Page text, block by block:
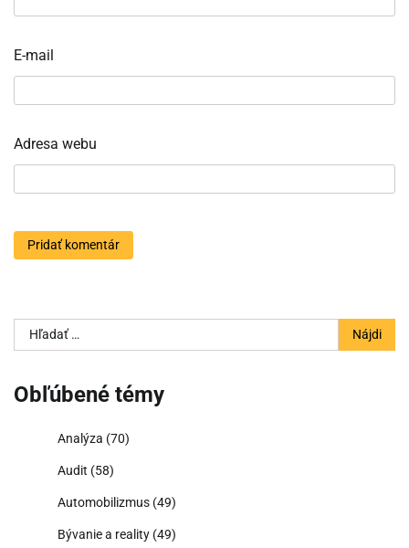
E-mail
Adresa webu
Hľadať:
Obľúbené témy
Analýza (70)
Audit (58)
Automobilizmus (49)
Bývanie a reality (49)